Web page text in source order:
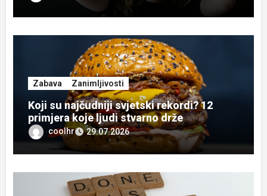
Zabava Zanimljivosti
Koji su najčudniji svjetski rekordi? 12
primjera koje ljudi stvarno drže
coolhr 29.07.2026